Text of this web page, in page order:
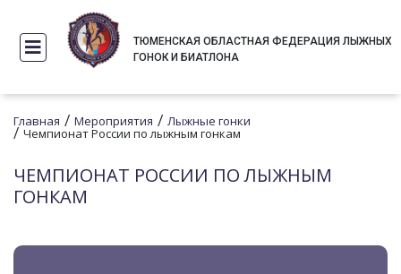
ТЮМЕНСКАЯ ОБЛАСТНАЯ ФЕДЕРАЦИЯ ЛЫЖНЫХ
ГОНОК И БИАТЛОНА
Главная / Мероприятия / Лыжные гонки
/ Чемпионат России по лыжным гонкам
ЧЕМПИОНАТ РОССИИ ПО ЛЫЖНЫМ
ГОНКАМ